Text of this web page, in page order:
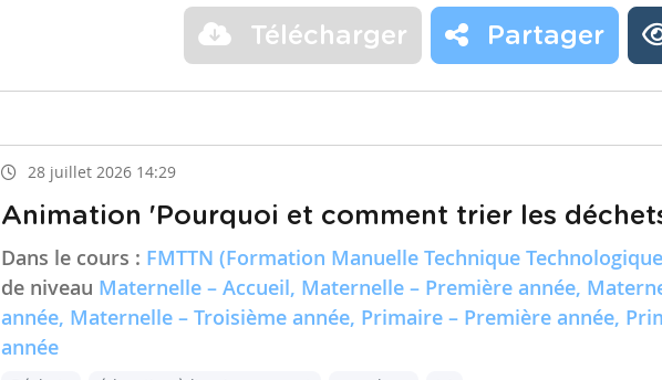
Télécharger Partager
28 juillet 2026 14:29
Animation 'Pourquoi et comment trier les
Dans le cours : FMTTN (Formation Manuelle Technique
de niveau Maternelle – Accueil, Maternelle – Première année,
année, Maternelle – Troisième année, Primaire – Première année,
année